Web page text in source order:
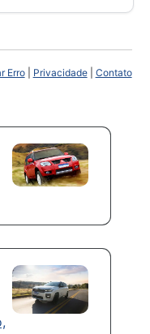
Erro| Privacidade| Contato